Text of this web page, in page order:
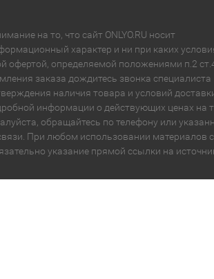
на то, что сайт ONLYO.RU носит
характер и ни при каких
офертой, определяемой положениями п.2
заказа дождитесь звонка специалиста
наличия товара и условий
информации о действующих ценах на
обращайтесь по телефону или
При любом использовании материалов с
указание прямой ссылки на